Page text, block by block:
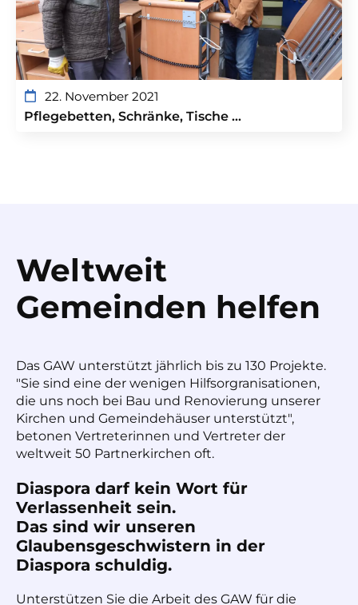
22. November 2021
Pflegebetten, Schränke, Tische …
Weltweit
Gemeinden helfen
Das GAW unterstützt jährlich bis zu 130 Projekte.
"Sie sind eine der wenigen Hilfsorgranisationen,
die uns noch bei Bau und Renovierung unserer
Kirchen und Gemeindehäuser unterstützt",
betonen Vertreterinnen und Vertreter der
weltweit 50 Partnerkirchen oft.
Diaspora darf kein Wort für
Verlassenheit sein.
Das sind wir unseren
Glaubensgeschwistern in der
Diaspora schuldig.
Unterstützen Sie die Arbeit des GAW für die